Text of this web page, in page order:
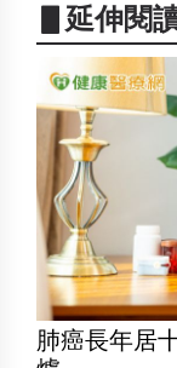
▋延伸閱
肺癌長年居